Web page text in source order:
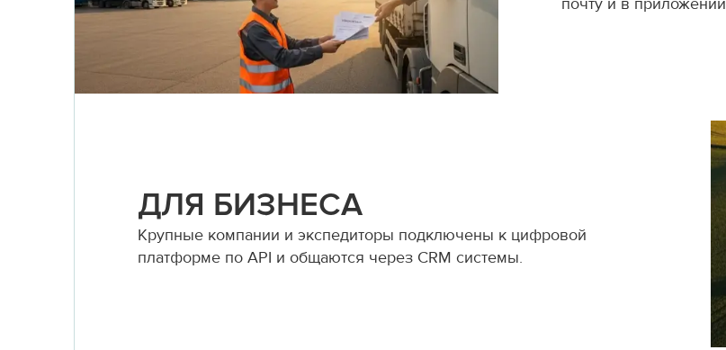
почту и в приложении
ДЛЯ БИЗНЕСА
Крупные компании и экспедиторы подключены к цифровой
платформе по API и общаются через CRM системы.